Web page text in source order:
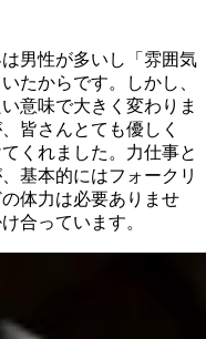
男性が多いし「雰囲気
たからです。しかし、
意味で大きく変わりま
皆さんとても優しく
くれました。力仕事と
基本的にはフォークリ
体力は必要ありませ
合っています。